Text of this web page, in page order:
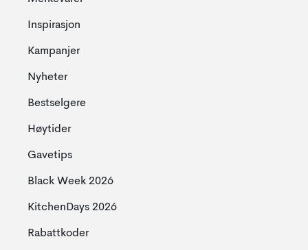
Inspirasjon
Kampanjer
Nyheter
Bestselgere
Høytider
Gavetips
Black Week 2026
KitchenDays 2026
Rabattkoder